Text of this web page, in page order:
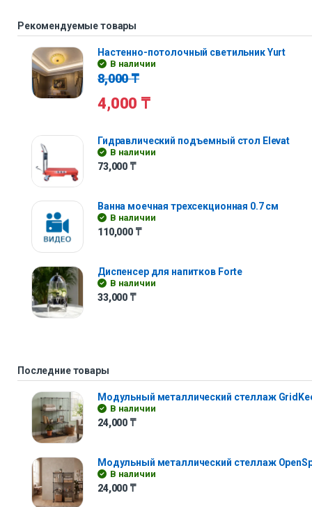
Рекомендуемые товары
Настенно-потолочный светильник Yurt
В наличии
8,000₸
4,000 ₸
Гидравлический подъемный стол Elevat
В наличии
73,000 ₸
Ванна моечная трехсекционная 0.7 см
В наличии
110,000 ₸
Диспенсер для напитков Forte
В наличии
33,000 ₸
Последние товары
Модульный металлический стеллаж
В наличии
24,000 ₸
Модульный металлический стеллаж
В наличии
24,000 ₸